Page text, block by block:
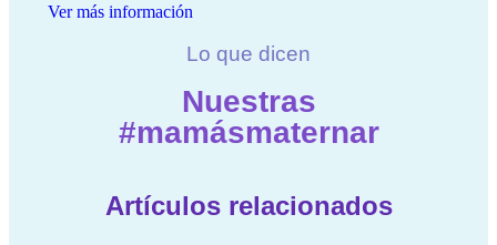
Ver más información
Lo que dicen
Nuestras
#mamásmaternar
Artículos relacionados